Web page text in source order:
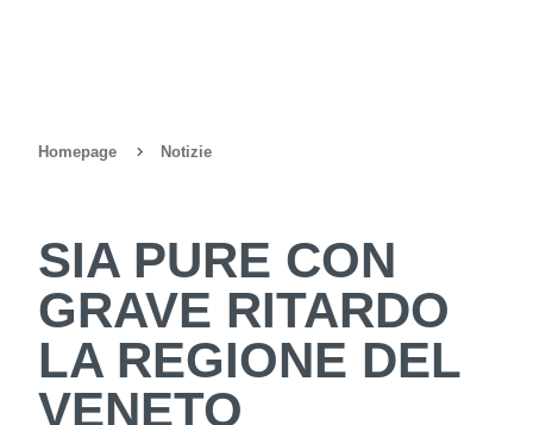
Homepage Notizie
SIA PURE CON
GRAVE RITARDO
LA REGIONE DEL
VENETO